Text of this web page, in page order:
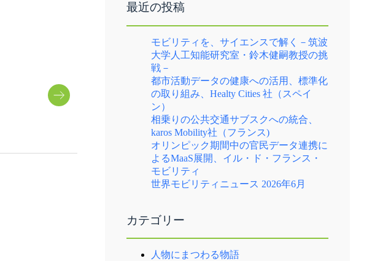
最近の投稿
モビリティを、サイエンスで解く－筑波
大学人工知能研究室・鈴木健嗣教授の挑
戦－
都市活動データの健康への活用、標準化
の取り組み、Healty Cities 社（スペイ
ン）
相乗りの公共交通サブスクへの統合、
karos Mobility社（フランス)
オリンピック期間中の官民データ連携に
よるMaaS展開、イル・ド・フランス・
モビリティ
世界モビリティニュース 2026年6月
カテゴリー
人物にまつわる物語